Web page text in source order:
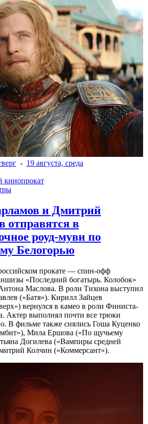
- 19 августа, среда
кинопрокат
и Дмитрий
отправятся в
роуд-муви по
Белогорью
прокате — спин-офф
«Последний богатырь. Колобок»
Маслова. В роли Тихона выступил
(«Батя»). Кирилл Зайцев
вернулся в камео в роли Финиста-
Актер выполнял почти все трюки
В фильме также снялись Гоша Куценко
Мила Ершова («По щучьему
Догилева («Вампиры средней
Колчин («Коммерсант»).